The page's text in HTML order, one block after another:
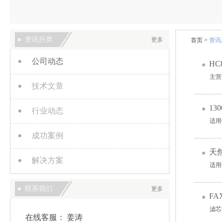
资讯分类 更多
公司动态
技术文章
行业动态
成功案例
解决方案
联系我们 更多
在线客服： 姜涛
首页 > 资
主
适
天
适
滤